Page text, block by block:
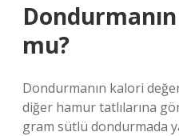
mu?
Dondurmanın kalori
diğer hamur tatlılarına
gram sütlü dondurmada